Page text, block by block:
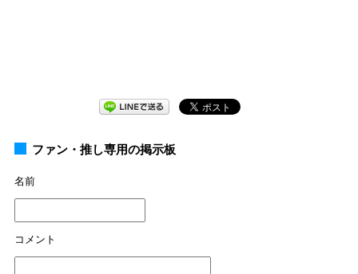
ファン・推し専用の掲示板
名前
コメント